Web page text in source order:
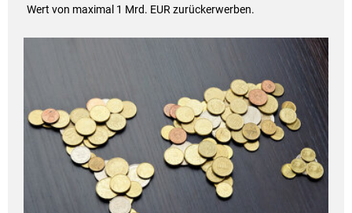
Wert von maximal 1 Mrd. EUR zurückerwerben.